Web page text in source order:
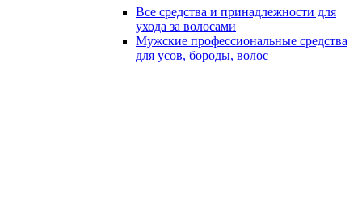
Все средства и принадлежности для
ухода за волосами
Мужские профессиональные средства
для усов, бороды, волос